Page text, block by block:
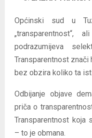
Općinski sud u
„transparentnost“,
podrazumijeva
Transparentnost
bez obzira koliko ta
Odbijanje objave
priča o
Transparentnost koja
– to je obmana.